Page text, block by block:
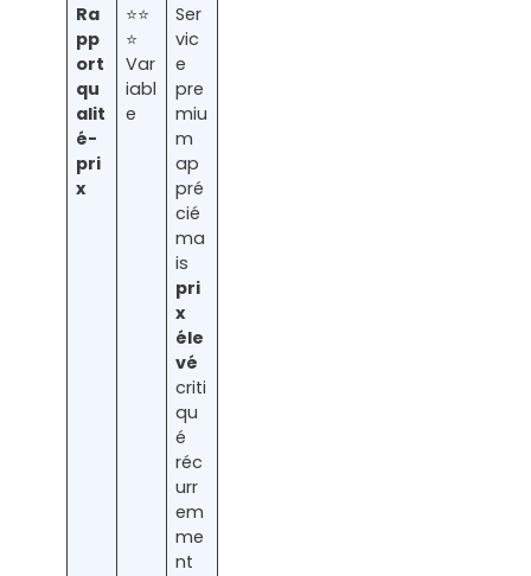
Ra
pp
ort
qu
alit
é-
pri
x
⭐⭐
⭐
Var
iabl
e
Ser
vic
e
pre
miu
m
ap
pré
cié
ma
is
pri
x
éle
vé
criti
qu
é
réc
urr
em
me
nt